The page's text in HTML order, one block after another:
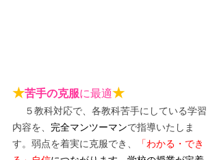
★苦手の克服に最適★
５教科対応で、各教科苦手にしている学習
内容を、 完全マンツーマンで指導いたしま
す。弱点を着実に克服でき、
「わかる・でき